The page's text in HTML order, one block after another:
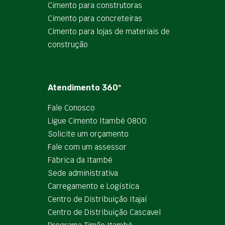
Cimento para construtoras
Cimento para concreteiras
Cimento para lojas de materiais de
construção
Atendimento 360º
Fale Conosco
Ligue Cimento Itambé 0800
Solicite um orçamento
Fale com um assessor
Fábrica da Itambé
Sede administrativa
Carregamento e Logística
Centro de Distribuição Itajaí
Centro de Distribuição Cascavel